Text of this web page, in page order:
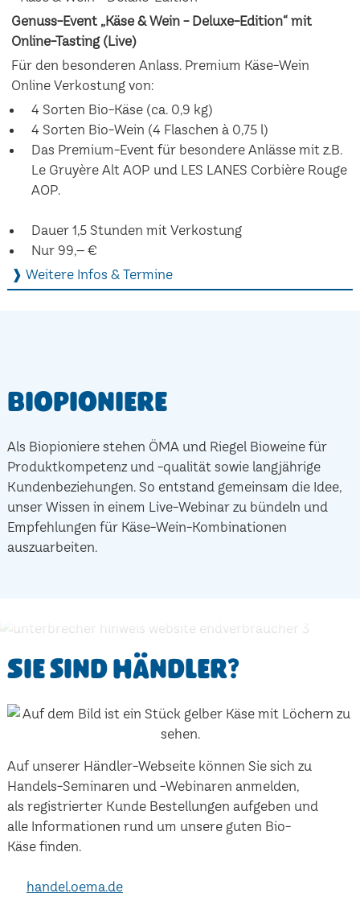
Genuss-Event „Käse & Wein - Deluxe-Edition“ mit
Online-Tasting (Live)
Für den besonderen Anlass. Premium Käse-Wein
Online Verkostung von:
4 Sorten Bio-Käse (ca. 0,9 kg)
4 Sorten Bio-Wein (4 Flaschen à 0,75 l)
Das Premium-Event für besondere Anlässe mit z.B.
Le Gruyère Alt AOP und LES LANES Corbière Rouge
AOP.
Dauer 1,5 Stunden mit Verkostung
Nur 99,– €
❱ Weitere Infos & Termine
Biopioniere
Als Biopioniere stehen ÖMA und Riegel Bioweine für
Produktkompetenz und -qualität sowie langjährige
Kundenbeziehungen. So entstand gemeinsam die Idee,
unser Wissen in einem Live-Webinar zu bündeln und
Empfehlungen für Käse-Wein-Kombinationen
auszuarbeiten.
Sie sind Händler?
Auf unserer Händler-Webseite können Sie sich zu
Handels-Seminaren und -Webinaren anmelden,
als registrierter Kunde Bestellungen aufgeben und
alle Informationen rund um unsere guten Bio-
Käse finden.
handel.oema.de